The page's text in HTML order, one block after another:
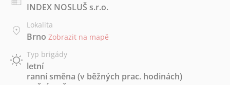
INDEX NOSLUŠ s.r.o.
Lokalita
Brno Zobrazit na mapě
Typ brigády
letní
ranní směna (v běžných prac. hodinách)